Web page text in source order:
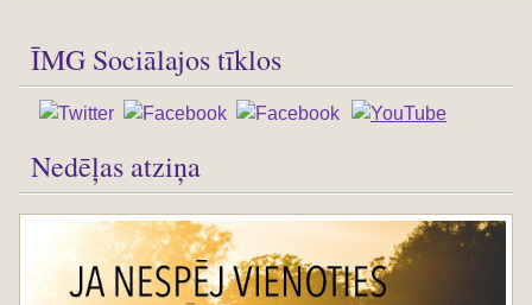
ĪMG Sociālajos tīklos
Nedēļas atziņa